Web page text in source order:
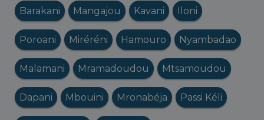
Barakani Mangajou Kavani Iloni
Poroani Miréréni Hamouro Nyambadao
Malamani Mramadoudou Mtsamoudou
Dapani Mbouini Mronabéja Passi Kéli